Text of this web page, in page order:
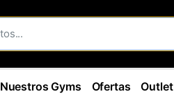
Nuestros Gyms Ofertas Outlet